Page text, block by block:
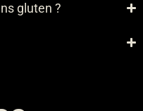
gluten ?